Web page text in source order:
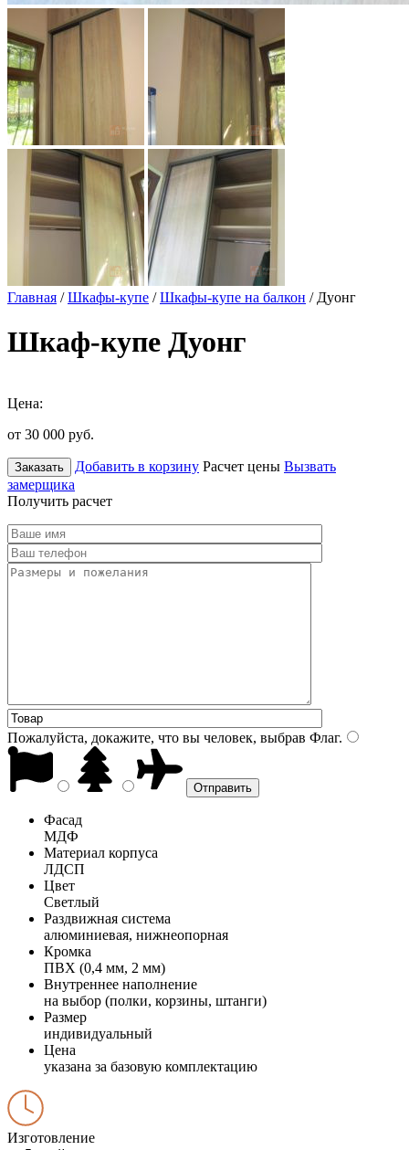
Главная /Шкафы-купе /Шкафы-купе на балкон / Дуонг
Шкаф-купе Дуонг
Цена:
от 30 000 руб.
Заказать Добавить в корзину Расчет цены Вызвать
замерщика
Получить расчет
Пожалуйста, докажите, что вы человек, выбрав Флаг.
Фасад
МДФ
Материал корпуса
ЛДСП
Цвет
Светлый
Раздвижная система
алюминиевая, нижнеопорная
Кромка
ПВХ (0,4 мм, 2 мм)
Внутреннее наполнение
на выбор (полки, корзины, штанги)
Размер
индивидуальный
Цена
указана за базовую комплектацию
Изготовление